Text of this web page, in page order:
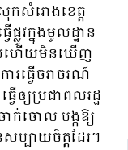
កសំរោងខេត្ត
លូវក្នុងមូលដ្ឋាន
ហើយមិនឃើញ
ធ្វើចរាចរណ៍
ើឲ្យប្រជាពលរដ្ឋ
ាក់ចោល បង្កឱ្យ
សប្បាយចិត្តដែរ។